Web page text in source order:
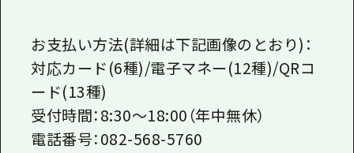
お支払い方法(詳細は下記画像のとおり)：
対応カード(6種)/電子マネー(12種)/QRコ
ード(13種)
受付時間：8:30～18:00（年中無休）
電話番号：082-568-5760